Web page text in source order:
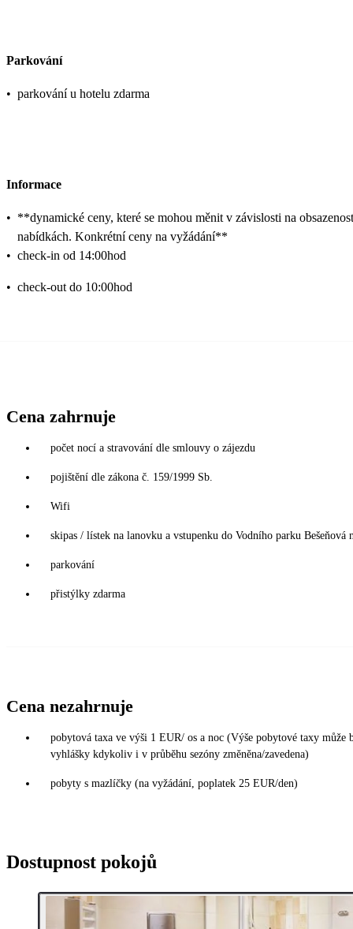
Parkování
• parkování u hotelu zdarma
Informace
• **dynamické ceny, které se mohou měnit v závislosti na
nabídkách. Konkrétní ceny na vyžádání**
• check-in od 14:00hod
• check-out do 10:00hod
Cena zahrnuje
počet nocí a stravování dle smlouvy o zájezdu
pojištění dle zákona č. 159/1999 Sb.
Wifi
skipas / lístek na lanovku a vstupenku do Vodního parku Bešeňová
parkování
přistýlky zdarma
Cena nezahrnuje
pobytová taxa ve výši 1 EUR/ os a noc (Výše pobytové taxy může
vyhlášky kdykoliv i v průběhu sezóny změněna/zavedena)
pobyty s mazlíčky (na vyžádání, poplatek 25 EUR/den)
Dostupnost pokojů